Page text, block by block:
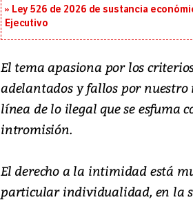
Ley 526 de 2026 de sustancia
Ejecutivo
El tema apasiona por los
adelantados y fallos por
línea de lo ilegal que se esfuma
intromisión.
El derecho a la intimidad está
particular individualidad, en la